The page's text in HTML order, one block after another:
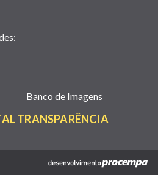
Banco de Imagens
TRANSPARÊNCIA(LINK
EM
NOVA